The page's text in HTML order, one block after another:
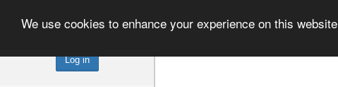
Log in
We use cookies to enhance your experience on this website